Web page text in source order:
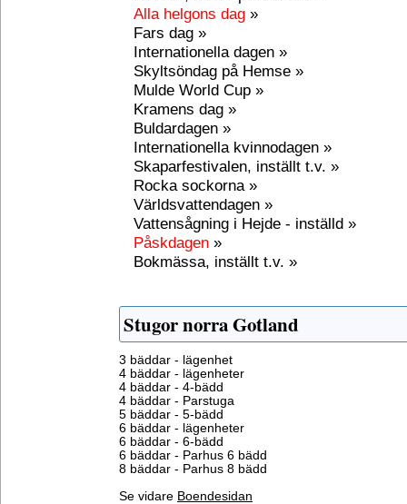
Alla helgons dag »
Fars dag »
Internationella dagen »
Skyltsöndag på Hemse »
Mulde World Cup »
Kramens dag »
Buldardagen »
Internationella kvinnodagen »
Skaparfestivalen, inställt t.v. »
Rocka sockorna »
Världsvattendagen »
Vattensågning i Hejde - inställd »
Påskdagen »
Bokmässa, inställt t.v. »
Stugor norra Gotland
3 bäddar - lägenhet
4 bäddar - lägenheter
4 bäddar - 4-bädd
4 bäddar - Parstuga
5 bäddar - 5-bädd
6 bäddar - lägenheter
6 bäddar - 6-bädd
6 bäddar - Parhus 6 bädd
8 bäddar - Parhus 8 bädd
Se vidare Boendesidan